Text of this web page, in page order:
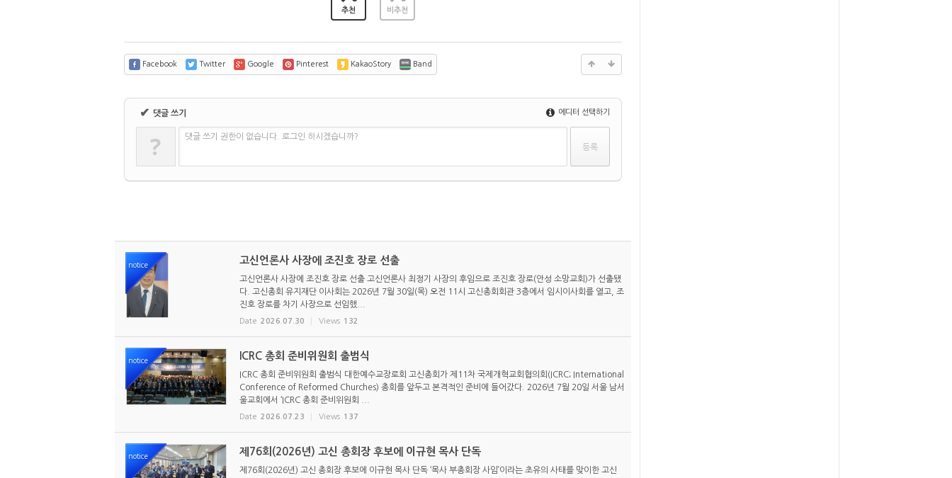
추천 비추천
Facebook Twitter Google Pinterest KakaoStory Band
✔ 댓글 쓰기 에디터 선택하기
? 댓글 쓰기 권한이 없습니다. 로그인 하시겠습니까?
notice 고신언론사 사장에 조진호 장로 선출
고신언론사 사장에 조진호 장로 선출 고신언론사 최정기 사장의 후임으로 조진호 장로(안성 소망교회)가 선출됐
다. 고신총회 유지재단 이사회는 2026년 7월 30일(목) 오전 11시 고신총회회관 3층에서 임시이사회를 열고, 조
진호 장로를 차기 사장으로 선임했...
Date 2026.07.30 Views 132
notice ICRC 총회 준비위원회 출범식
ICRC 총회 준비위원회 출범식 대한예수교장로회 고신총회가 제11차 국제개혁교회협의회(ICRC; International
Conference of Reformed Churches) 총회를 앞두고 본격적인 준비에 들어갔다. 2026년 7월 20일 서울 남서
울교회에서 ‘ICRC 총회 준비위원회 ...
Date 2026.07.23 Views 137
notice 제76회(2026년) 고신 총회장 후보에 이규현 목사 단독
제76회(2026년) 고신 총회장 후보에 이규현 목사 단독 ‘목사 부총회장 사임’이라는 초유의 사태를 맞이한 고신